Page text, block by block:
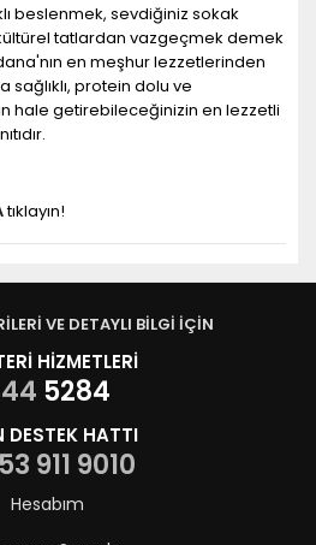
beslenmek, sevdiğiniz sokak
tatlardan vazgeçmek demek
en meşhur lezzetlerinden
sağlıklı, protein dolu ve
hale getirebileceğinizin en lezzetli
tıklayın!
VE DETAYLI BİLGİ İÇİN
HİZMETLERİ
5284
DESTEK HATTI
911 9010
Hesabım